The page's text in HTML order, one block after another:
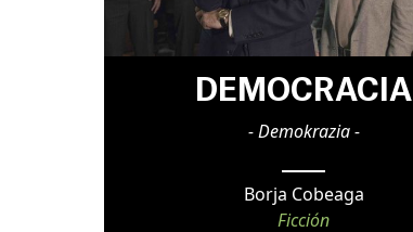
DEMOCRACIA
- Demokrazia -
Borja Cobeaga
Ficción